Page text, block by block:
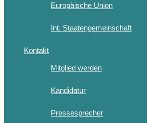
Europäische Union
Int. Staatengemeinschaft
Kontakt
Mitglied werden
Kandidatur
Pressesprecher